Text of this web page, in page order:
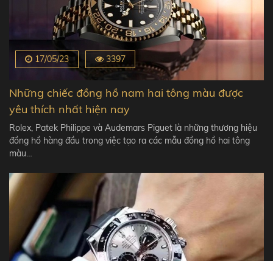
17/05/23 3397
Những chiếc đồng hồ nam hai tông màu được
yêu thích nhất hiện nay
Rolex, Patek Philippe và Audemars Piguet là những thương hiệu
đồng hồ hàng đầu trong việc tạo ra các mẫu đồng hồ hai tông
màu…